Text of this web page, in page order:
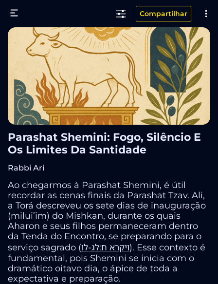
Compartilhar
Parashat Shemini: Fogo, Silêncio E
Os Limites Da Santidade
Rabbi Ari
Ao chegarmos à Parashat Shemini, é útil
recordar as cenas finais da Parashat Tzav. Ali,
a Torá descreveu os sete dias de inauguração
(milui’im) do Mishkan, durante os quais
Aharon e seus filhos permaneceram dentro
da Tenda do Encontro, se preparando para o
serviço sagrado (ויקרא ח:לג-לו). Esse contexto é
fundamental, pois Shemini se inicia com o
dramático oitavo dia, o ápice de toda a
expectativa e preparação.